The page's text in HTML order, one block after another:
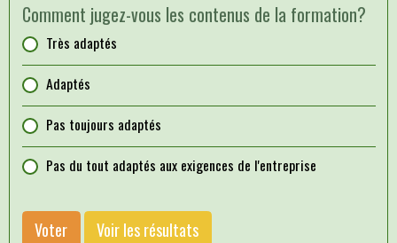
Comment jugez-vous les contenus de la formation?
Très adaptés
Adaptés
Pas toujours adaptés
Pas du tout adaptés aux exigences de l'entreprise
Voter Voir les résultats